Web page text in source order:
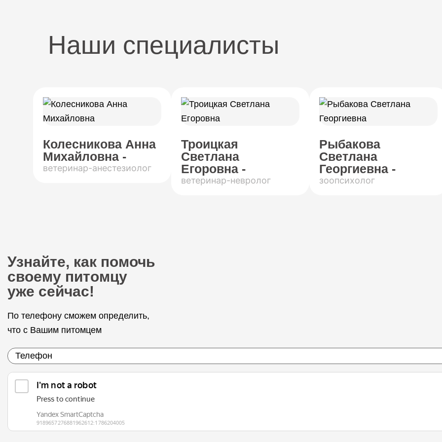
Наши специалисты
Колесникова Анна
Михайловна -
ветеринар-анестезиолог
Троицкая
Светлана
Егоровна -
ветеринар-невролог
Рыбакова
Светлана
Георгиевна -
зоопсихолог
Узнайте, как помочь
своему питомцу
уже сейчас!
По телефону сможем определить,
что с Вашим питомцем